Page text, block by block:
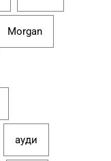
Morgan
ауди